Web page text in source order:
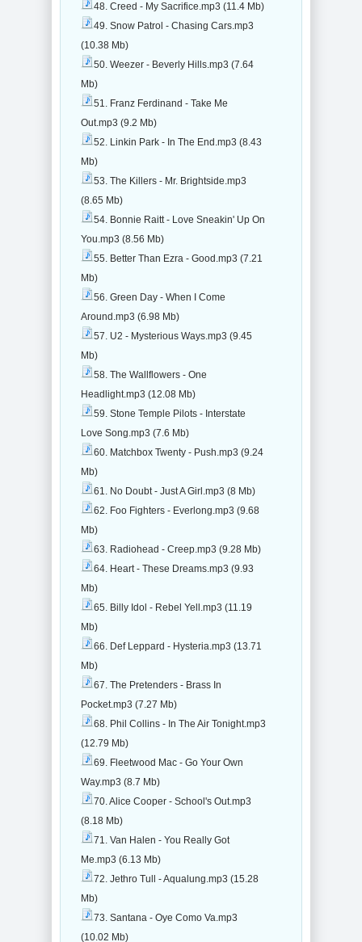
48. Creed - My Sacrifice.mp3 (11.4 Mb)
49. Snow Patrol - Chasing Cars.mp3
(10.38 Mb)
50. Weezer - Beverly Hills.mp3 (7.64
Mb)
51. Franz Ferdinand - Take Me
Out.mp3 (9.2 Mb)
52. Linkin Park - In The End.mp3 (8.43
Mb)
53. The Killers - Mr. Brightside.mp3
(8.65 Mb)
54. Bonnie Raitt - Love Sneakin' Up On
You.mp3 (8.56 Mb)
55. Better Than Ezra - Good.mp3 (7.21
Mb)
56. Green Day - When I Come
Around.mp3 (6.98 Mb)
57. U2 - Mysterious Ways.mp3 (9.45
Mb)
58. The Wallflowers - One
Headlight.mp3 (12.08 Mb)
59. Stone Temple Pilots - Interstate
Love Song.mp3 (7.6 Mb)
60. Matchbox Twenty - Push.mp3 (9.24
Mb)
61. No Doubt - Just A Girl.mp3 (8 Mb)
62. Foo Fighters - Everlong.mp3 (9.68
Mb)
63. Radiohead - Creep.mp3 (9.28 Mb)
64. Heart - These Dreams.mp3 (9.93
Mb)
65. Billy Idol - Rebel Yell.mp3 (11.19
Mb)
66. Def Leppard - Hysteria.mp3 (13.71
Mb)
67. The Pretenders - Brass In
Pocket.mp3 (7.27 Mb)
68. Phil Collins - In The Air Tonight.mp3
(12.79 Mb)
69. Fleetwood Mac - Go Your Own
Way.mp3 (8.7 Mb)
70. Alice Cooper - School's Out.mp3
(8.18 Mb)
71. Van Halen - You Really Got
Me.mp3 (6.13 Mb)
72. Jethro Tull - Aqualung.mp3 (15.28
Mb)
73. Santana - Oye Como Va.mp3
(10.02 Mb)